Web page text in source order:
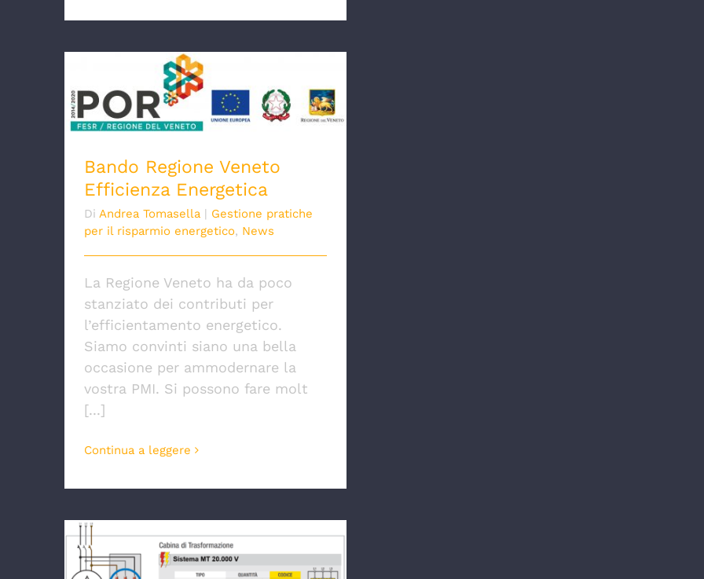
Bando Regione Veneto Efficienza
Energetica
Bando Regione Veneto
Efficienza Energetica
Di Andrea Tomasella | Gestione pratiche
per il risparmio energetico, News
La Regione Veneto ha da poco
stanziato dei contributi per
l’efficientamento energetico.
Siamo convinti siano una bella
occasione per ammodernare la
vostra PMI. Si possono fare molt
[...]
Continua a leggere